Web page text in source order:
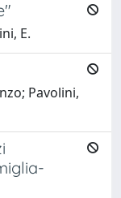
E.
Pavolini,